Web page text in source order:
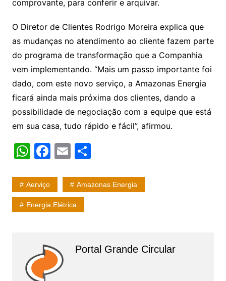
comprovante, para conferir e arquivar.
O Diretor de Clientes Rodrigo Moreira explica que
as mudanças no atendimento ao cliente fazem parte
do programa de transformação que a Companhia
vem implementando. “Mais um passo importante foi
dado, com este novo serviço, a Amazonas Energia
ficará ainda mais próxima dos clientes, dando a
possibilidade de negociação com a equipe que está
em sua casa, tudo rápido e fácil”, afirmou.
W
at
s
A
F
c
e
b
o
k
E
ai
l
S
ar
Aerviço Amazonas Energia
Energia Elétrica
Portal Grande Circular